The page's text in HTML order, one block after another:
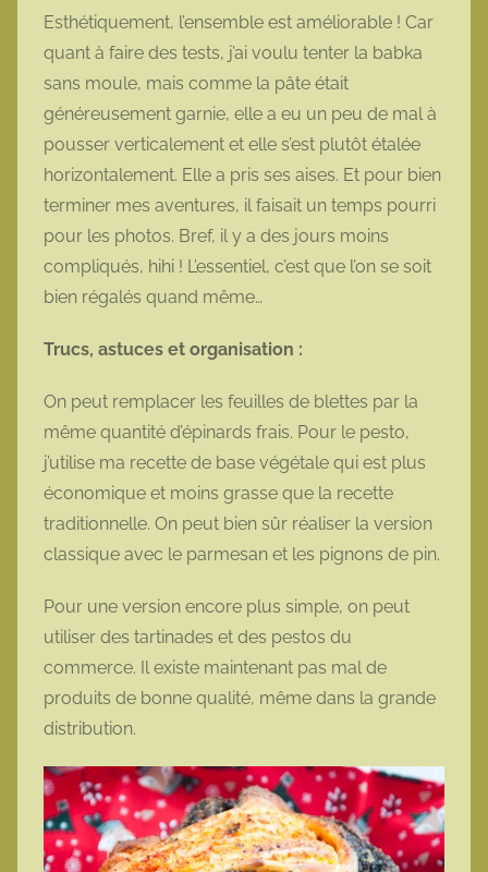
Esthétiquement, l’ensemble est améliorable ! Car
quant à faire des tests, j’ai voulu tenter la babka
sans moule, mais comme la pâte était
généreusement garnie, elle a eu un peu de mal à
pousser verticalement et elle s’est plutôt étalée
horizontalement. Elle a pris ses aises. Et pour bien
terminer mes aventures, il faisait un temps pourri
pour les photos. Bref, il y a des jours moins
compliqués, hihi ! L’essentiel, c’est que l’on se soit
bien régalés quand même…
Trucs, astuces et organisation :
On peut remplacer les feuilles de blettes par la
même quantité d’épinards frais. Pour le pesto,
j’utilise ma recette de base végétale qui est plus
économique et moins grasse que la recette
traditionnelle. On peut bien sûr réaliser la version
classique avec le parmesan et les pignons de pin.
Pour une version encore plus simple, on peut
utiliser des tartinades et des pestos du
commerce. Il existe maintenant pas mal de
produits de bonne qualité, même dans la grande
distribution.